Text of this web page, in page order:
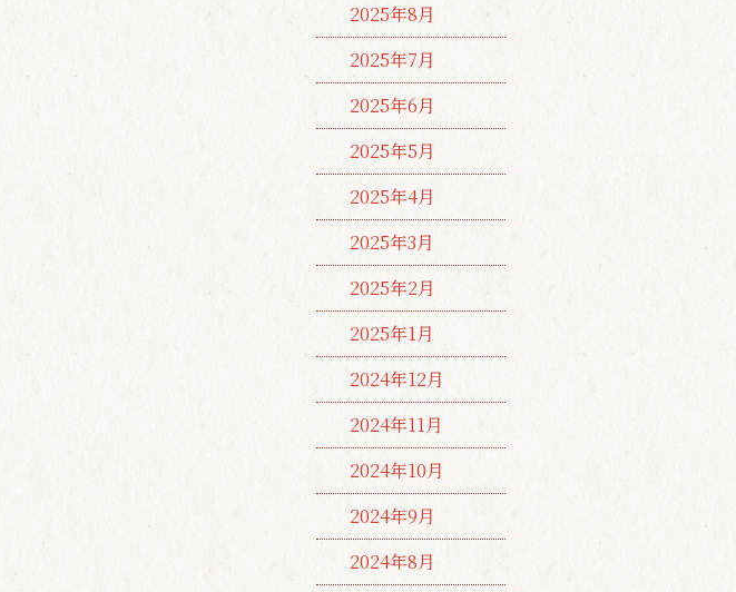
2025年8月
2025年7月
2025年6月
2025年5月
2025年4月
2025年3月
2025年2月
2025年1月
2024年12月
2024年11月
2024年10月
2024年9月
2024年8月